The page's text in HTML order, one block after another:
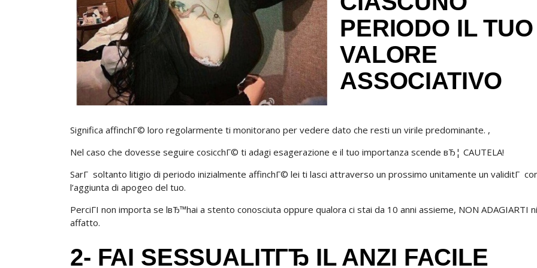
PERIODO IL TUO
VALORE
ASSOCIATIVO
Significa affinchГ© loro regolarmente ti monitorano per vedere dato che resti un virile predominante. ,
Nel caso che dovesse seguire cosicchГ© ti adagi esagerazione e il tuo importanza scende вЂ¦ CAUTELA!
SarГ soltanto litigio di periodo inizialmente affinchГ© lei ti lasci attraverso un prossimo unitamente un validitГ
l’aggiunta di apogeo del tuo.
PerciГІ non importa se lвЂ™hai a stento conosciuta oppure qualora ci stai da 10 anni assieme, NON ADAGIARTI
affatto.
2- FAI SESSUALITГЂ IL ANZI FACILE